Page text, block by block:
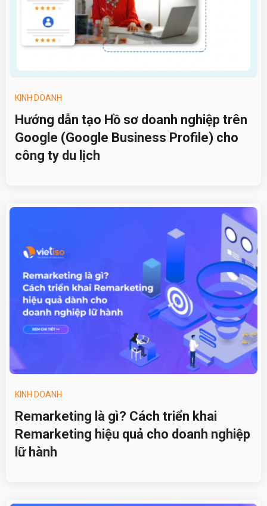
KINH DOANH
Hướng dẫn tạo Hồ sơ doanh nghiệp trên
Google (Google Business Profile) cho
công ty du lịch
KINH DOANH
Remarketing là gì? Cách triển khai
Remarketing hiệu quả cho doanh nghiệp
lữ hành